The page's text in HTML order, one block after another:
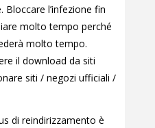
Bloccare l’infezione fin
molto tempo perché
molto tempo.
il download da siti
siti / negozi ufficiali /
di reindirizzamento è